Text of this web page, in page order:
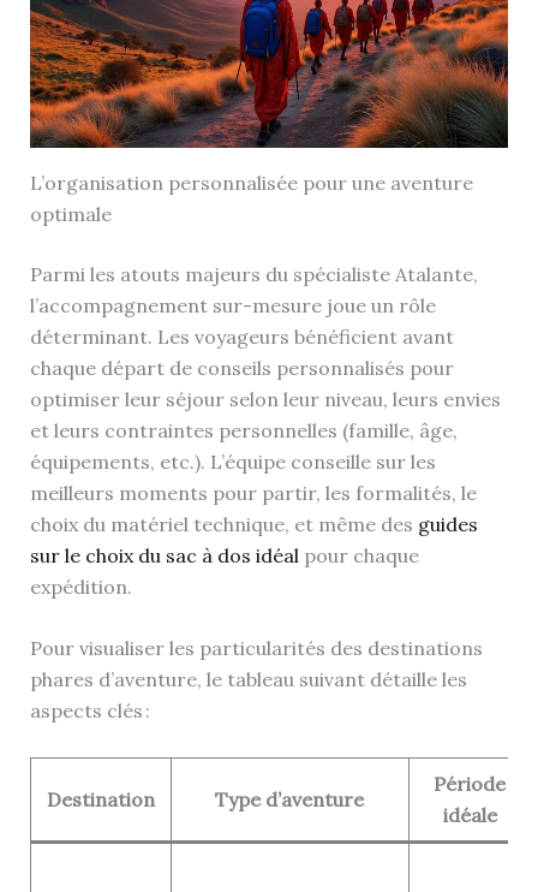
L’organisation personnalisée pour une aventure
optimale
Parmi les atouts majeurs du spécialiste Atalante,
l’accompagnement sur-mesure joue un rôle
déterminant. Les voyageurs bénéficient avant
chaque départ de conseils personnalisés pour
optimiser leur séjour selon leur niveau, leurs envies
et leurs contraintes personnelles (famille, âge,
équipements, etc.). L’équipe conseille sur les
meilleurs moments pour partir, les formalités, le
choix du matériel technique, et même des guides
sur le choix du sac à dos idéal pour chaque
expédition.
Pour visualiser les particularités des destinations
phares d’aventure, le tableau suivant détaille les
aspects clés :
Destination Type d’aventure
Période
idéale